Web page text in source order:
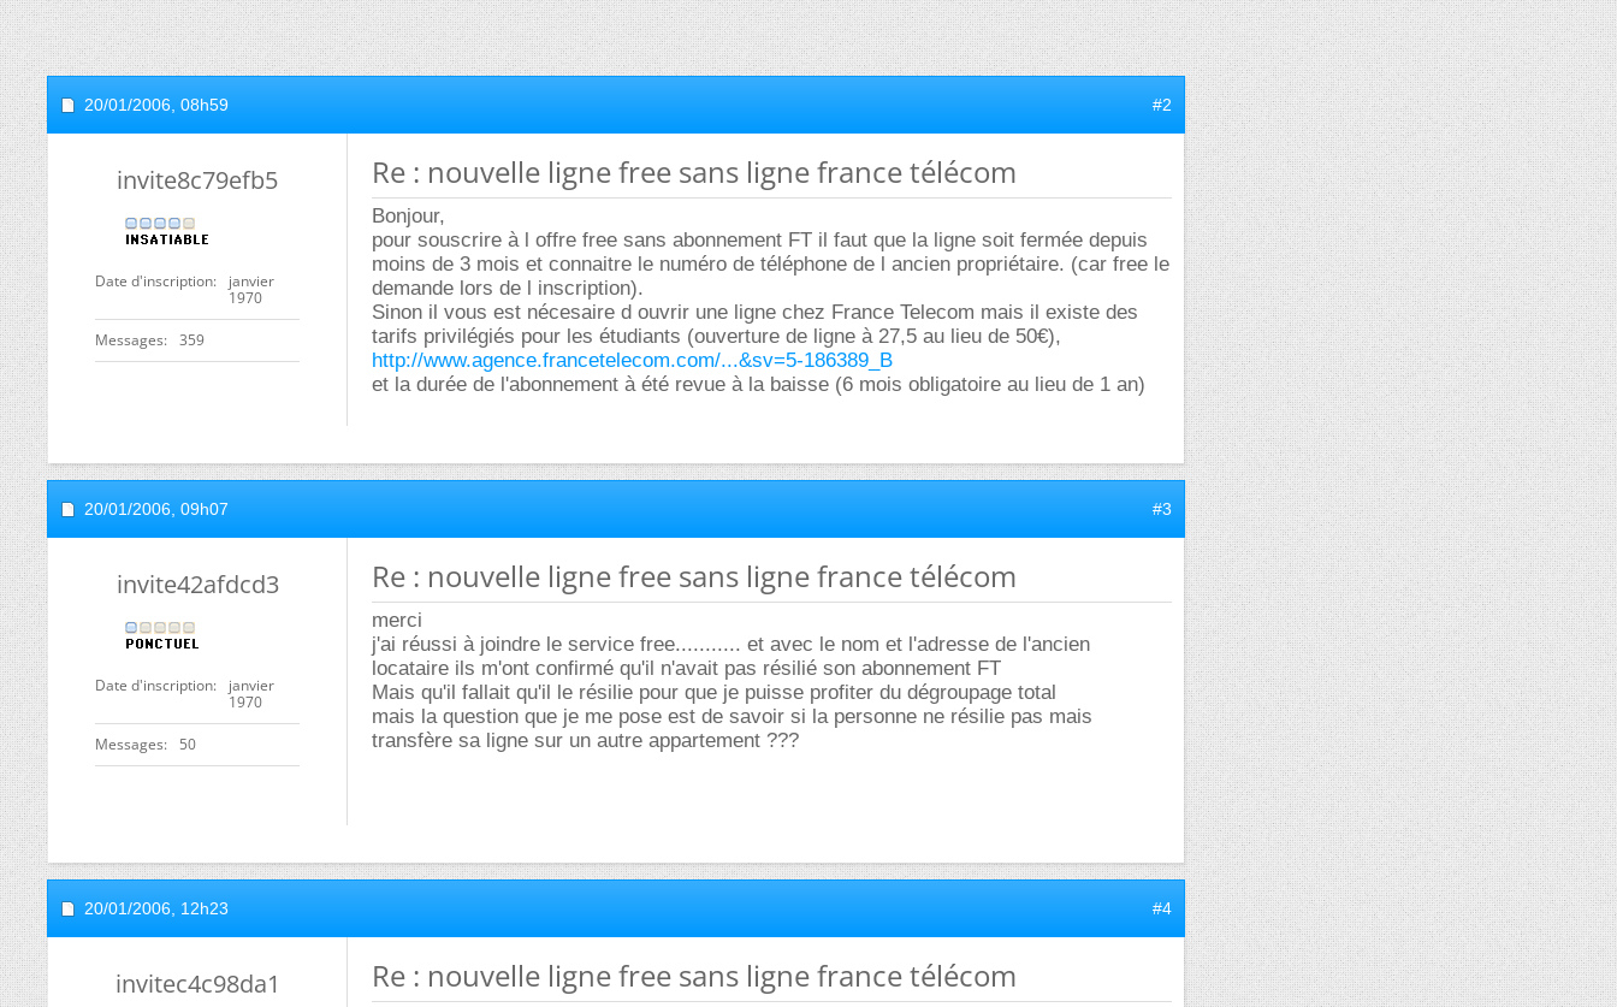
20/01/2006, 08h59 #2
invite8c79efb5
Date d'inscription
janvier
1970
Messages 359
Re : nouvelle ligne free sans ligne france télécom
Bonjour,
pour souscrire à l offre free sans abonnement FT il faut que la ligne soit fermée depuis
moins de 3 mois et connaitre le numéro de téléphone de l ancien propriétaire. (car free le
demande lors de l inscription).
Sinon il vous est nécesaire d ouvrir une ligne chez France Telecom mais il existe des
tarifs privilégiés pour les étudiants (ouverture de ligne à 27,5 au lieu de 50€),
http://www.agence.francetelecom.com/...&sv=5-186389_B
et la durée de l'abonnement à été revue à la baisse (6 mois obligatoire au lieu de 1 an)
20/01/2006, 09h07 #3
invite42afdcd3
Date d'inscription
janvier
1970
Messages 50
Re : nouvelle ligne free sans ligne france télécom
merci
j'ai réussi à joindre le service free........... et avec le nom et l'adresse de l'ancien
locataire ils m'ont confirmé qu'il n'avait pas résilié son abonnement FT
Mais qu'il fallait qu'il le résilie pour que je puisse profiter du dégroupage total
mais la question que je me pose est de savoir si la personne ne résilie pas mais
transfère sa ligne sur un autre appartement ???
20/01/2006, 12h23 #4
invitec4c98da1 Re : nouvelle ligne free sans ligne france télécom